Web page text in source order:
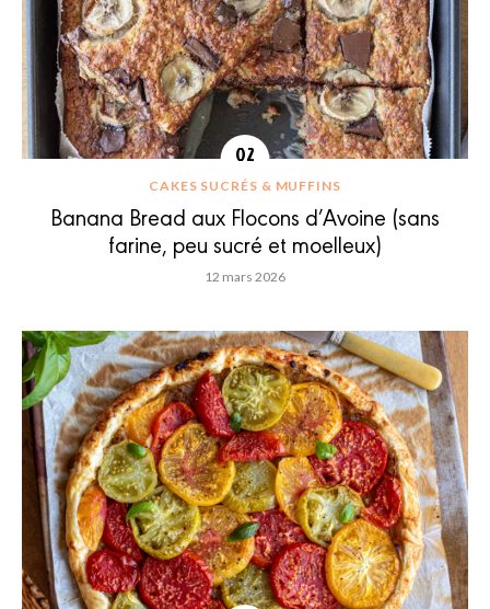
CAKES SUCRÉS & MUFFINS
Banana Bread aux Flocons d’Avoine (sans
farine, peu sucré et moelleux)
12 mars 2026